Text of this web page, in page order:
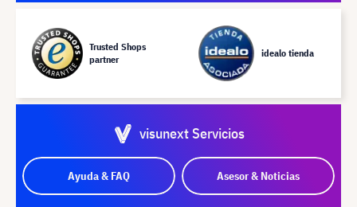
Trusted Shops
partner
idealo tienda
visunext Servicios
Ayuda & FAQ Asesor & Noticias